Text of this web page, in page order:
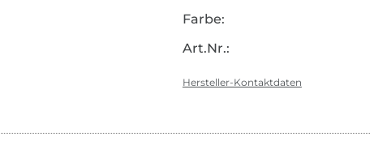
Farbe:
Art.Nr.:
Hersteller-Kontaktdaten